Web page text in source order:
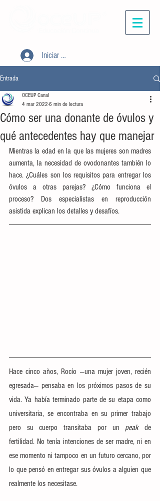
Iniciar sesión
Entrada
Cómo ser una donante de óvulos y
qué antecedentes hay que manejar
OCEUP Canal
4 mar 2022 6 min de lectura
Mientras la edad en la que las mujeres son madres
aumenta, la necesidad de ovodonantes también lo
hace. ¿Cuáles son los requisitos para entregar los
óvulos a otras parejas? ¿Cómo funciona el
proceso? Dos especialistas en reproducción
asistida explican los detalles y desafíos.
Hace cinco años, Rocío —una mujer joven, recién
egresada— pensaba en los próximos pasos de su
vida. Ya había terminado parte de su etapa como
universitaria, se encontraba en su primer trabajo
pero su cuerpo transitaba por un peak de
fertilidad. No tenía intenciones de ser madre, ni en
ese momento ni tampoco en un futuro cercano, por
lo que pensó en entregar sus óvulos a alguien que
realmente los necesitase.